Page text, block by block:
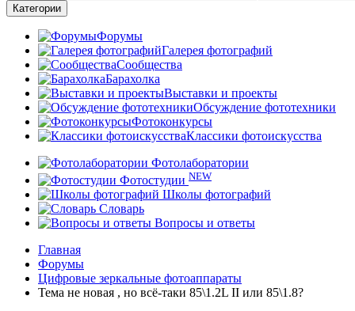
Категории
Форумы
Галерея фотографий
Сообщества
Барахолка
Выставки и проекты
Обсуждение фототехники
Фотоконкурсы
Классики фотоискусства
Фотолаборатории
Фотостудии NEW
Школы фотографий
Словарь
Вопросы и ответы
Главная
Форумы
Цифровые зеркальные фотоаппараты
Тема не новая , но всё-таки 85\1.2L II или 85\1.8?